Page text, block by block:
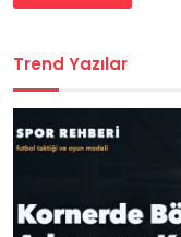
Trend Yazılar